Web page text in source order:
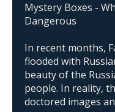
Mystery Boxes -
Dangerous
In recent months,
flooded with
beauty of the
people. In reality,
doctored images